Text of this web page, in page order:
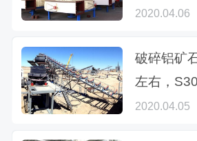
时1-20吨
2020.04.06
破碎铝矿
左右，
工效果如何
2020.04.05